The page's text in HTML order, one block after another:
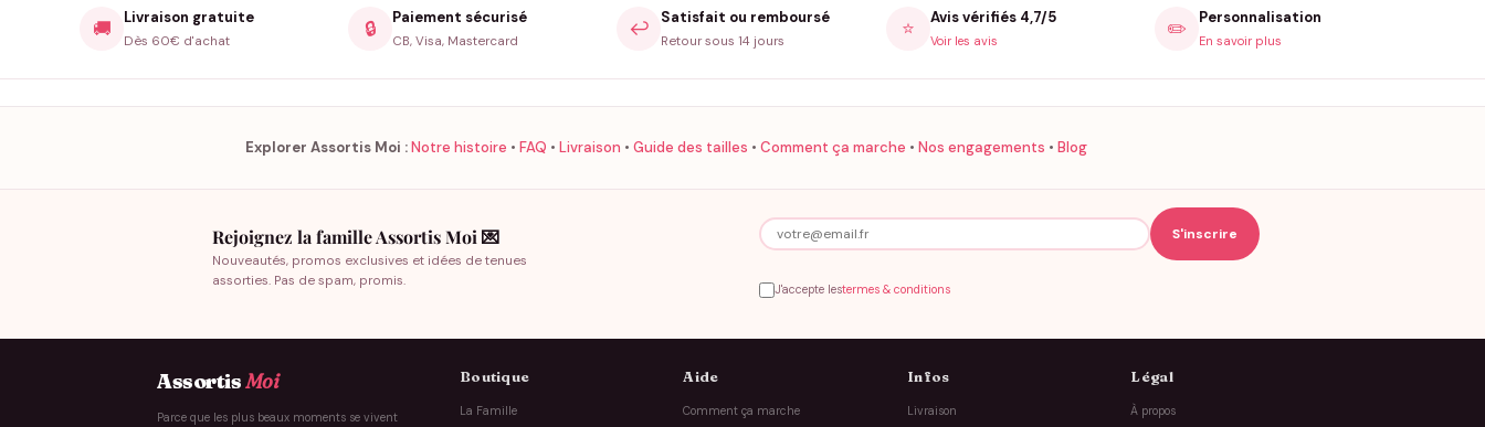
🚚 Livraison gratuite
Dès 60€ d'achat
🔒 Paiement sécurisé
CB, Visa, Mastercard
↩️ Satisfait ou remboursé
Retour sous 14 jours
⭐ Avis vérifiés 4,7/5
Voir les avis ✏️ Personnalisation
En savoir plus
Explorer Assortis Moi :Notre histoire • FAQ • Livraison • Guide des tailles • Comment ça marche • Nos engagements • Blog
Rejoignez la famille Assortis Moi 💌
Nouveautés, promos exclusives et idées de tenues
assorties. Pas de spam, promis.
J'accepte lestermes & conditions
AssortisMoi
Parce que les plus beaux moments se vivent
Boutique
La Famille
Aide
Comment ça marche
Infos
Livraison
Légal
À propos